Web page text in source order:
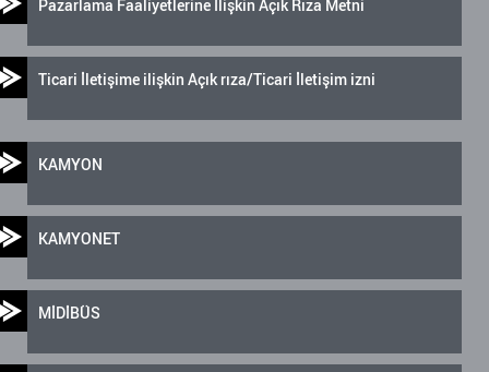
Pazarlama Faaliyetlerine İlişkin Açık Rıza Metni
Ticari İletişime ilişkin Açık rıza/Ticari İletişim izni
KAMYON
KAMYONET
MİDİBÜS